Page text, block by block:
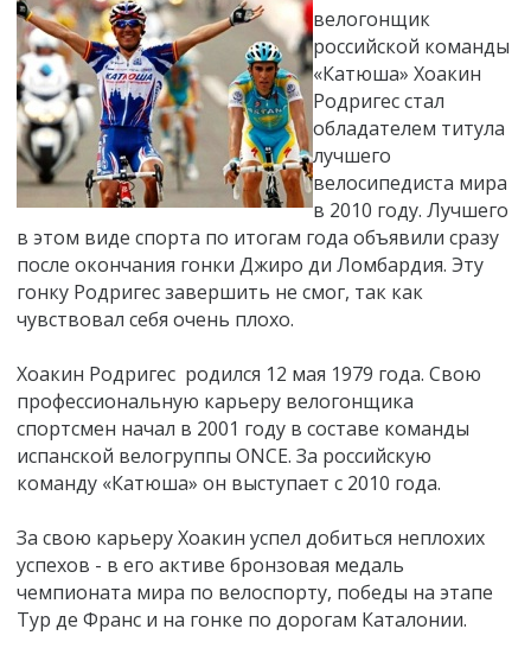
велогонщик
российской команды
«Катюша» Хоакин
Родригес стал
обладателем титула
лучшего
велосипедиста мира
в 2010 году. Лучшего
в этом виде спорта по итогам года объявили сразу
после окончания гонки Джиро ди Ломбардия. Эту
гонку Родригес завершить не смог, так как
чувствовал себя очень плохо.
Хоакин Родригес родился 12 мая 1979 года. Свою
профессиональную карьеру велогонщика
спортсмен начал в 2001 году в составе команды
испанской велогруппы ONCE. За российскую
команду «Катюша» он выступает с 2010 года.
За свою карьеру Хоакин успел добиться неплохих
успехов - в его активе бронзовая медаль
чемпионата мира по велоспорту, победы на этапе
Тур де Франс и на гонке по дорогам Каталонии.